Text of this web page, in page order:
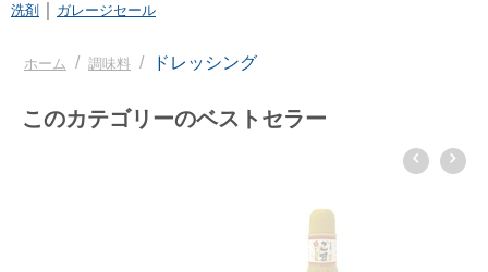
洗剤
ガレージセール
ホーム / 調味料 / ドレッシング
このカテゴリーのベストセラー